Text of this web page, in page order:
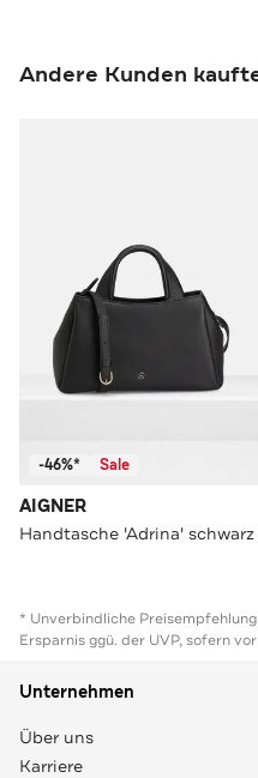
Andere Kunden
-46%* Sale
AIGNER
Handtasche 'Adrina' schwarz
* Unverbindliche
Ersparnis ggü. der UVP, sofern
Unternehmen
Über uns
Karriere